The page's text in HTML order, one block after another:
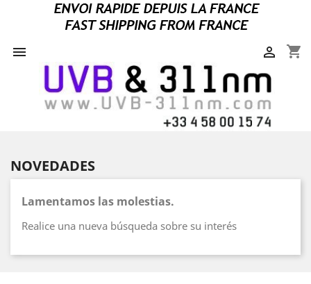
 shopping_cart

NOVEDADES
Lamentamos las molestias.
Realice una nueva búsqueda sobre su interés